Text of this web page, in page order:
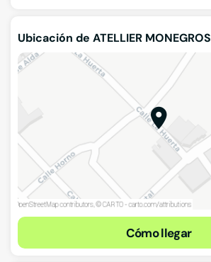
Ubicación de ATELLIER MONEGROS
Cómo llegar